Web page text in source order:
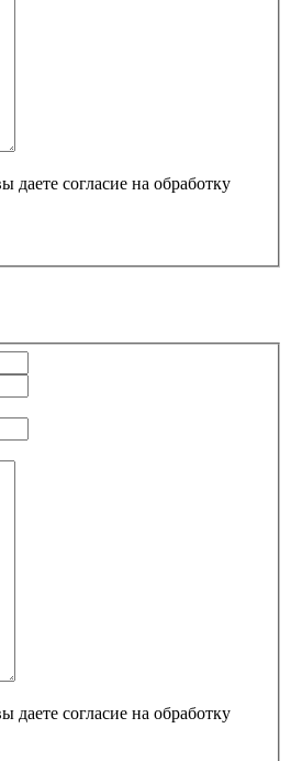
даете согласие на обработку
даете согласие на обработку